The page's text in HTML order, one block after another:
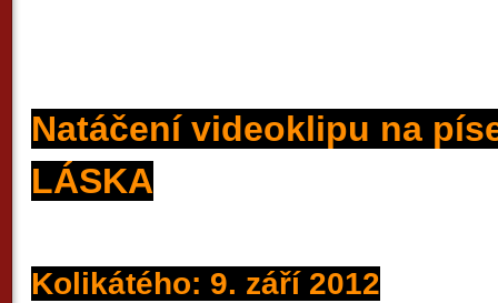
Natáčení videoklipu na
LÁSKA
Kolikátého: 9. září 2012